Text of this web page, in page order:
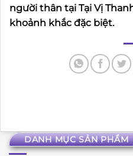
DANH MỤC SẢN PHẨM
người thân tại Tại Vị
khoảnh khắc đặc biệt.